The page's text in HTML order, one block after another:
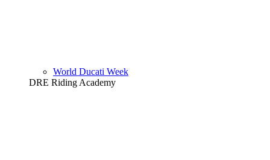
World Ducati Week
DRE Riding Academy